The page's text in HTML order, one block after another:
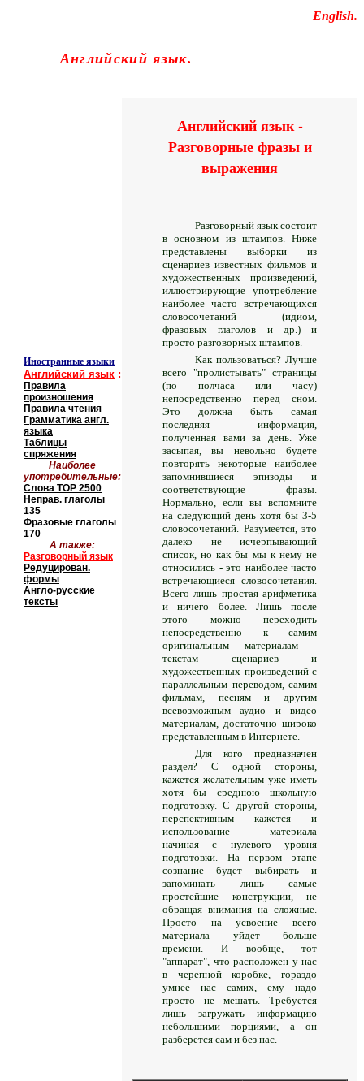
English.
-Английский язык.
Иностранные языки
Английский язык :
Правила
произношения
Правила чтения
Грамматика англ.
языка
Таблицы
спряжения
Наиболее
употребительные:
Слова TOP 2500
Неправ. глаголы
135
Фразовые глаголы
170
А также:
Разговорный язык
Редуцирован.
формы
Англо-русские
тексты
Английский язык -
Разговорные фразы и
выражения
Разговорный язык состоит
в основном из штампов. Ниже
представлены выборки из
сценариев известных фильмов и
художественных произведений,
иллюстрирующие употребление
наиболее часто встречающихся
словосочетаний (идиом,
фразовых глаголов и др.) и
просто разговорных штампов.
Как пользоваться? Лучше
всего "пролистывать" страницы
(по полчаса или часу)
непосредственно перед сном.
Это должна быть самая
последняя информация,
полученная вами за день. Уже
засыпая, вы невольно будете
повторять некоторые наиболее
запомнившиеся эпизоды и
соответствующие фразы.
Нормально, если вы вспомните
на следующий день хотя бы 3-5
словосочетаний. Разумеется, это
далеко не исчерпывающий
список, но как бы мы к нему не
относились - это наиболее часто
встречающиеся словосочетания.
Всего лишь простая арифметика
и ничего более. Лишь после
этого можно переходить
непосредственно к самим
оригинальным материалам -
текстам сценариев и
художественных произведений с
параллельным переводом, самим
фильмам, песням и другим
всевозможным аудио и видео
материалам, достаточно широко
представленным в Интернете.
Для кого предназначен
раздел? С одной стороны,
кажется желательным уже иметь
хотя бы среднюю школьную
подготовку. С другой стороны,
перспективным кажется и
использование материала
начиная с нулевого уровня
подготовки. На первом этапе
сознание будет выбирать и
запоминать лишь самые
простейшие конструкции, не
обращая внимания на сложные.
Просто на усвоение всего
материала уйдет больше
времени. И вообще, тот
"аппарат", что расположен у нас
в черепной коробке, гораздо
умнее нас самих, ему надо
просто не мешать. Требуется
лишь загружать информацию
небольшими порциями, а он
разберется сам и без нас.